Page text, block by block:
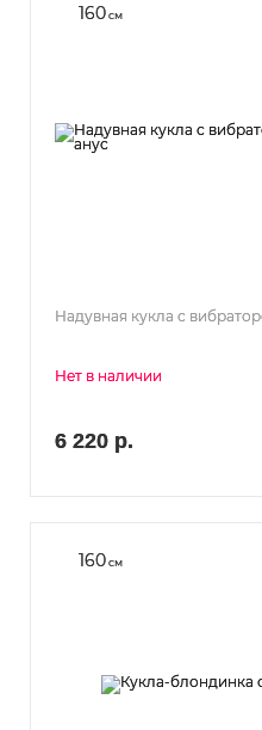
160см
Надувная кукла с
Нет в наличии
6 220 р.
160см